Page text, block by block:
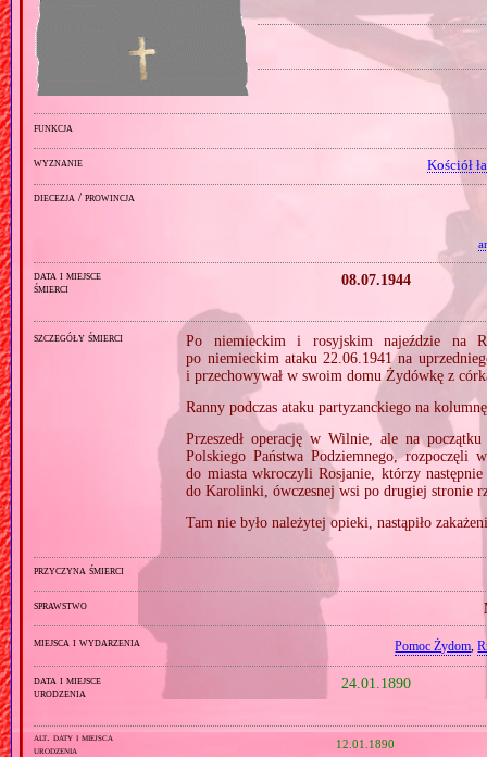
funkcja
wyznanie Kościół
diecezja / prowincja
data i miejsce
śmierci
08.07.1944
szczegóły śmierci
Po niemieckim i rosyjskim najeździe na
po niemieckim ataku 22.06.1941 na
i przechowywał w swoim domu Żydówkę z
Ranny podczas ataku partyzanckiego na
Przeszedł operację w Wilnie, ale na
Polskiego Państwa Podziemnego,
do miasta wkroczyli Rosjanie, którzy
do Karolinki, ówczesnej wsi po drugiej stronie
Tam nie było należytej opieki, nastąpiło
przyczyna śmierci
sprawstwo
miejsca i wydarzenia Pomoc Żydom ,
data i miejsce
urodzenia
24.01.1890
alt. daty i miejsca
urodzenia
12.01.1890